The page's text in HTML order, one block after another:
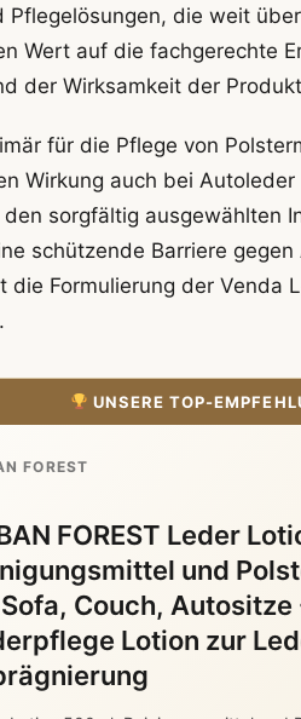
Pflegelösungen, die weit
Wert auf die fachgerechte
der Wirksamkeit der
für die Pflege von
Wirkung auch bei
sorgfältig ausgewählten
schützende Barriere
Formulierung der Venda
UNSERE TOP-
FOREST
FOREST Leder
und
Couch, Autositze
Lotion zur